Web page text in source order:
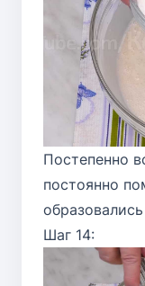
Постепенно
постоянно
Шаг 14: